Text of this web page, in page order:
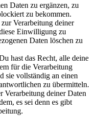
Daten zu ergänzen, zu
zu bekommen.
Verarbeitung deiner
Einwilligung zu
Daten löschen zu
hast das Recht, alle deine
für die Verarbeitung
sie vollständig an einen
zu übermitteln.
Verarbeitung deiner Daten
es sei denn es gibt